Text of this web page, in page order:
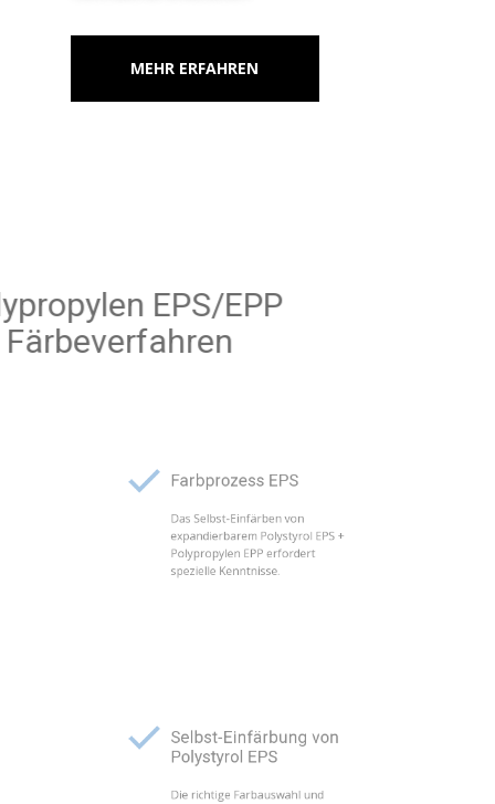
MEHR ERFAHREN
Polypropylen EPS/EPP
Färbeverfahren
Das Selbst-Einfärben von
expandierbarem Polystyrol EPS +
Polypropylen EPP erfordert
Polystyrol EPS
Die richtige Farbauswahl und